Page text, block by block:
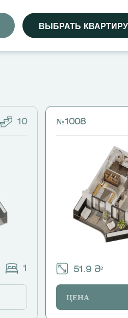
ВЫБРАТЬ КВАРТИРУ
10
1
№1008
51.9 Მ²
ЦЕНА